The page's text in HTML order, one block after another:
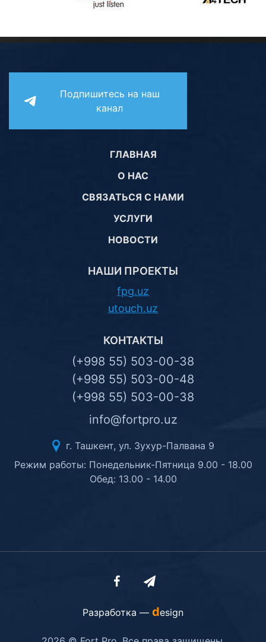
Подпишитесь на наш
канал
ГЛАВНАЯ
О НАС
СВЯЗАТЬСЯ С НАМИ
УСЛУГИ
НОВОСТИ
НАШИ ПРОЕКТЫ
fpg.uz
utouch.uz
КОНТАКТЫ
(+998 55) 503-00-38
(+998 55) 503-00-48
(+998 55) 503-00-38
info@fortpro.uz
г. Ташкент, ул. Зухур-Палвана 9
Режим работы: Понедельник-Пятница 9.00 - 18.00
Обед: 13.00 - 14.00
Разработка — design